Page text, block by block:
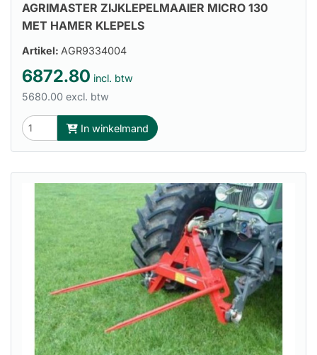
AGRIMASTER ZIJKLEPELMAAIER MICRO 130
MET HAMER KLEPELS
Artikel: AGR9334004
6872.80 incl. btw
5680.00 excl. btw
In winkelmand